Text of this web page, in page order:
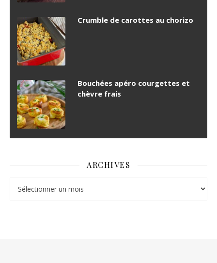
Crumble de carottes au chorizo
Bouchées apéro courgettes et
chèvre frais
ARCHIVES